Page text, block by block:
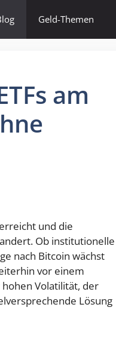
Geld-Themen
am
und die
Ob institutionelle
nach Bitcoin wächst
vor einem
Volatilität, der
Lösung